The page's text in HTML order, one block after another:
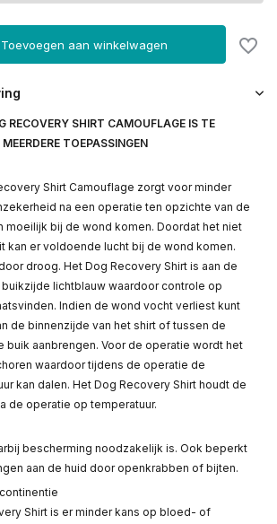
Toevoegen aan winkelwagen
RECOVERY SHIRT CAMOUFLAGE IS TE
TOEPASSINGEN
Shirt Camouflage zorgt voor minder
na een operatie ten opzichte van de
moeilijk bij de wond komen. Doordat het niet
kan er voldoende lucht bij de wond komen.
droog. Het Dog Recovery Shirt is aan de
lichtblauw waardoor controle op
Indien de wond vocht verliest kunt
de binnenzijde van het shirt of tussen de
buik aanbrengen. Voor de operatie wordt het
waardoor tijdens de operatie de
kan dalen. Het Dog Recovery Shirt houdt de
de operatie op temperatuur.
bescherming noodzakelijk is. Ook beperkt
aan de huid door openkrabben of bijten.
Shirt is er minder kans op bloed- of